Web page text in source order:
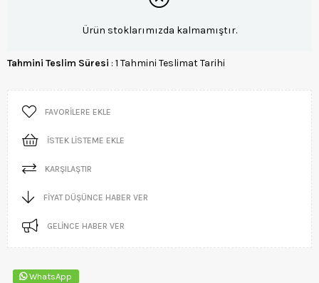
Ürün stoklarımızda kalmamıştır.
Tahmini Teslim Süresi : 1 Tahmini Teslimat Tarihi
FAVORILERE EKLE
İSTEK LISTEME EKLE
KARŞILAŞTIR
FIYAT DÜŞÜNCE HABER VER
GELINCE HABER VER
WhatsApp